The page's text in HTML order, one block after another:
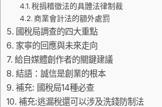
稅捐稽徵法的具體法律制裁
商業會計法的額外處罰
國稅局調查的四大重點
家寧的回應與未來走向
給自媒體創作者的關鍵建議
結語：誠信是創業的根本
補充: 國稅局14種必查
補充:逃漏稅還可以涉及洗錢防制法